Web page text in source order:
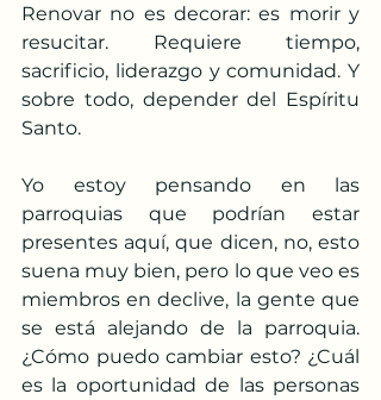
Renovar no es decorar: es morir y
resucitar. Requiere tiempo,
sacrificio, liderazgo y comunidad. Y
sobre todo, depender del Espíritu
Santo.
Yo estoy pensando en las
parroquias que podrían estar
presentes aquí, que dicen, no, esto
suena muy bien, pero lo que veo es
miembros en declive, la gente que
se está alejando de la parroquia.
¿Cómo puedo cambiar esto? ¿Cuál
es la oportunidad de las personas